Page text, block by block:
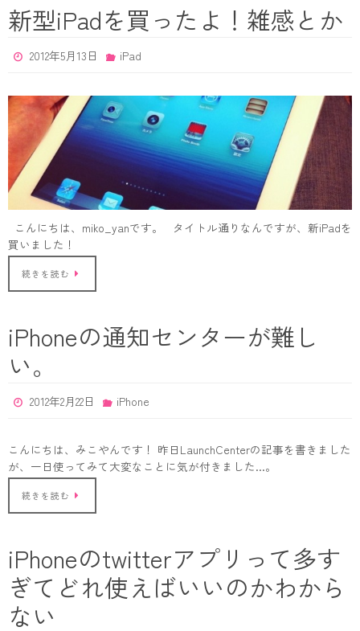
新型iPadを買ったよ！雑感とか
2012年5月13日 iPad
こんにちは、miko_yanです。 タイトル通りなんですが、新iPadを
買いました！
続きを読む
iPhoneの通知センターが難し
い。
2012年2月22日 iPhone
こんにちは、みこやんです！ 昨日LaunchCenterの記事を書きました
が、一日使ってみて大変なことに気が付きました…。
続きを読む
iPhoneのtwitterアプリって多す
ぎてどれ使えばいいのかわから
ない